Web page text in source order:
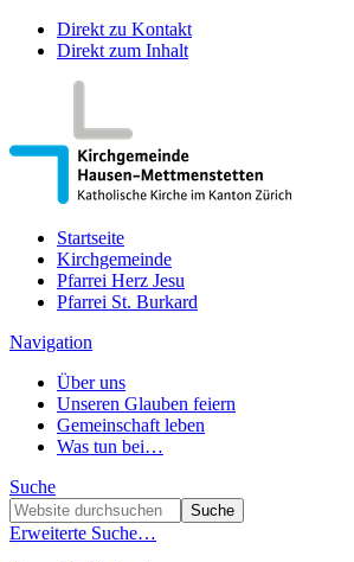
Direkt zu Kontakt
Direkt zum Inhalt
Startseite
Kirchgemeinde
Pfarrei Herz Jesu
Pfarrei St. Burkard
Navigation
Über uns
Unseren Glauben feiern
Gemeinschaft leben
Was tun bei…
Suche
Erweiterte Suche…